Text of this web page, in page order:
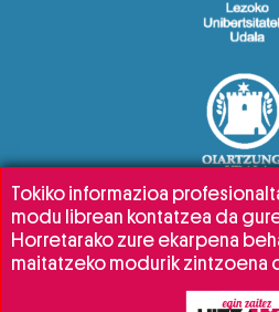
Tokiko informazioa
modu librean kontatzea da
Horretarako zure ekarpena
maitatzeko modurik zintzoena